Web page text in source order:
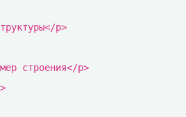
p>
строения</p>